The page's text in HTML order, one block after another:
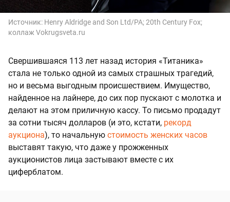
Источник: Henry Aldridge and Son Ltd/PA; 20th Century Fox;
коллаж Vokrugsveta.ru
Свершившаяся 113 лет назад история «Титаника»
стала не только одной из самых страшных трагедий,
но и весьма выгодным происшествием. Имущество,
найденное на лайнере, до сих пор пускают с молотка и
делают на этом приличную кассу. То письмо продадут
за сотни тысяч долларов (и это, кстати, рекорд
аукциона), то начальную стоимость женских часов
выставят такую, что даже у прожженных
аукционистов лица застывают вместе с их
циферблатом.